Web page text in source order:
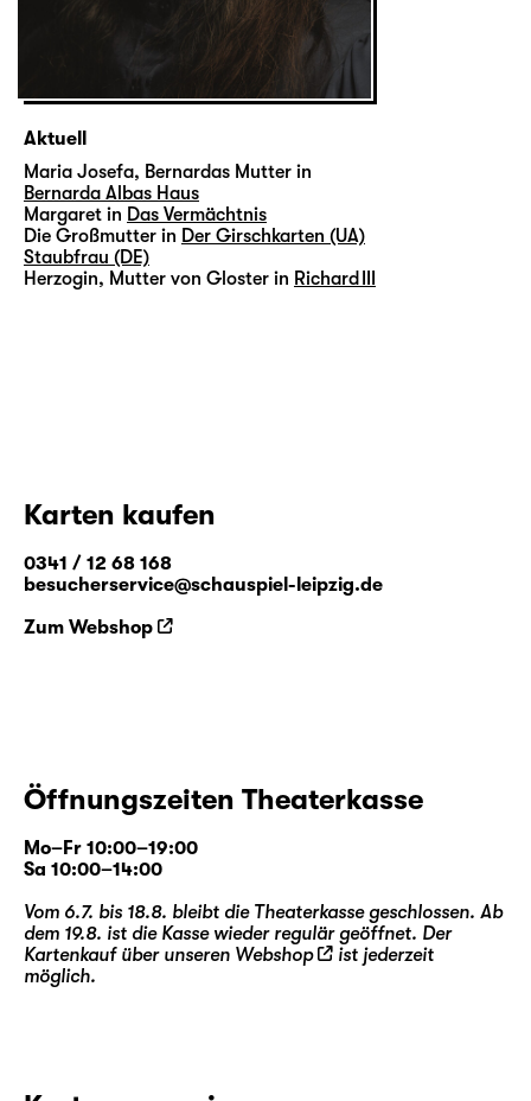
Aktuell
Maria Josefa, Bernardas Mutter in
Bernarda Albas Haus
Margaret in Das Vermächtnis
Die Großmutter in Der Girschkarten (UA)
Staubfrau (DE)
Herzogin, Mutter von Gloster in Richard III
Karten kaufen
0341 / 12 68 168
besucherservice@schauspiel-leipzig.de
Zum Webshop
Öffnungszeiten Theaterkasse
Mo–Fr 10:00–19:00
Sa 10:00–14:00
Vom 6.7. bis 18.8. bleibt die Theaterkasse geschlossen. Ab
dem 19.8. ist die Kasse wieder regulär geöffnet. Der
Kartenkauf über unseren Webshop
ist jederzeit
möglich.